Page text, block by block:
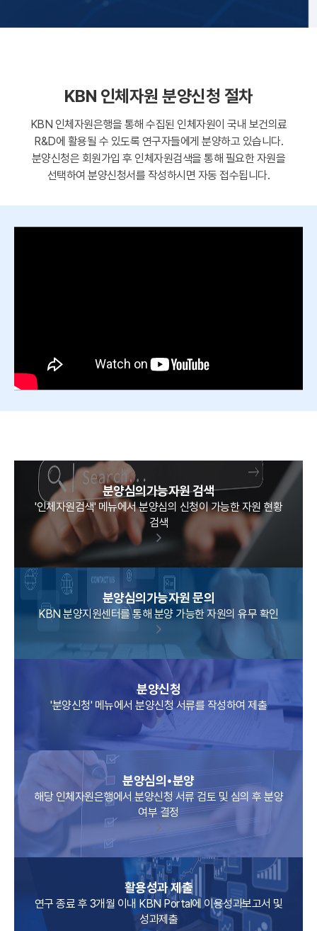
KBN 인체자원 분양신청 절차
KBN 인체자원은행을 통해 수집된 인체자원이 국내 보건의료
R&D에 활용될 수 있도록 연구자들에게 분양하고 있습니다.
분양신청은 회원가입 후 인체자원검색을 통해 필요한 자원을
선택하여 분양신청서를 작성하시면 자동 접수됩니다.
분양심의가능자원 검색
'인체자원검색' 메뉴에서 분양심의 신청이 가능한 자원 현황
검색
분양심의가능자원 문의
KBN 분양지원센터를 통해 분양 가능한 자원의 유무 확인
분양신청
'분양신청' 메뉴에서 분양신청 서류를 작성하여 제출
분양심의•분양
해당 인체자원은행에서 분양신청 서류 검토 및 심의 후 분양
여부 결정
활용성과 제출
연구 종료 후 3개월 이내 KBN Portal에 이용성과보고서 및
성과제출